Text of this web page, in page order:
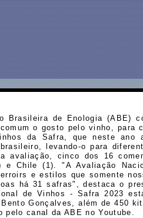
Brasileira de Enologia (ABE)
o gosto pelo vinho, para
da Safra, que neste ano
levando-o para
avaliação, cinco dos 16
e Chile (1). "A Avaliação
e estilos que somente
há 31 safras", destaca o
de Vinhos - Safra 2023
Gonçalves, além de 450
pelo canal da ABE no Youtube.